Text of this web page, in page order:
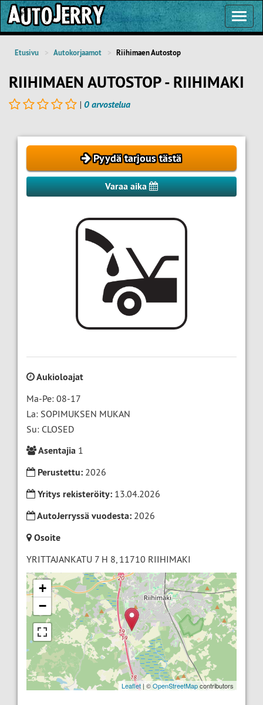
Etusivu Autokorjaamot Riihimaen Autostop
RIIHIMAEN AUTOSTOP - RIIHIMAKI
| 0 arvostelua
Pyydä tarjous tästä
Varaa aika
Aukioloajat
Ma-Pe: 08-17
La: SOPIMUKSEN MUKAN
Su: CLOSED
Asentajia 1
Perustettu: 2026
Yritys rekisteröity: 13.04.2026
AutoJerryssä vuodesta: 2026
Osoite
YRITTAJANKATU 7 H 8, 11710 RIIHIMAKI
+
−
Leaflet | ©OpenStreetMapcontributors